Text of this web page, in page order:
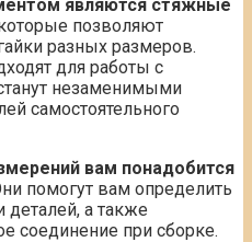
являются стяжные
позволяют
разных размеров.
для работы с
незаменимыми
самостоятельного
вам понадобится
помогут вам определить
деталей, а также
соединение при сборке.